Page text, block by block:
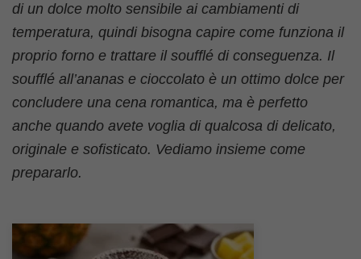
di un dolce molto sensibile ai cambiamenti di
temperatura, quindi bisogna capire come funziona il
proprio forno e trattare il soufflé di conseguenza. Il
soufflé all’ananas e cioccolato è un ottimo dolce per
concludere una cena romantica, ma è perfetto
anche quando avete voglia di qualcosa di delicato,
originale e sofisticato. Vediamo insieme come
prepararlo.